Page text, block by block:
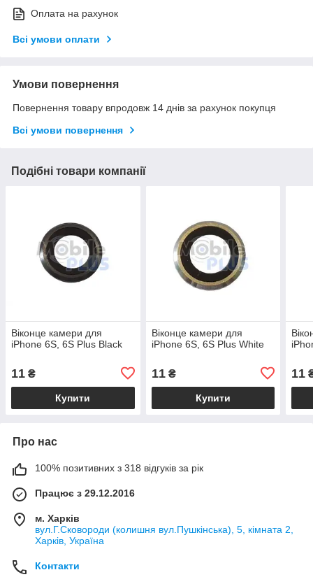
Оплата на рахунок
Всі умови оплати
Умови повернення
Повернення товару впродовж 14 днів за рахунок покупця
Всі умови повернення
Подібні товари компанії
Віконце камери для
iPhone 6S, 6S Plus Black
11 ₴
Купити
Віконце камери для
iPhone 6S, 6S Plus White
11₴
Купити
11
Про нас
100% позитивних з 318 відгуків за рік
Працює з 29.12.2016
м. Харків
вул.Г.Сковороди (колишня вул.Пушкінська), 5, кімната 2,
Харків, Україна
Контакти